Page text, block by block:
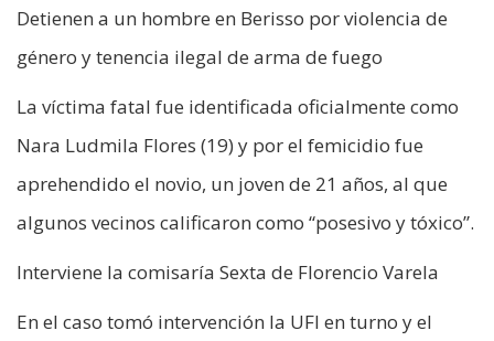
Detienen a un hombre en Berisso por violencia de
género y tenencia ilegal de arma de fuego
La víctima fatal fue identificada oficialmente como
Nara Ludmila Flores (19) y por el femicidio fue
aprehendido el novio, un joven de 21 años, al que
algunos vecinos calificaron como “posesivo y tóxico”.
Interviene la comisaría Sexta de Florencio Varela
En el caso tomó intervención la UFI en turno y el